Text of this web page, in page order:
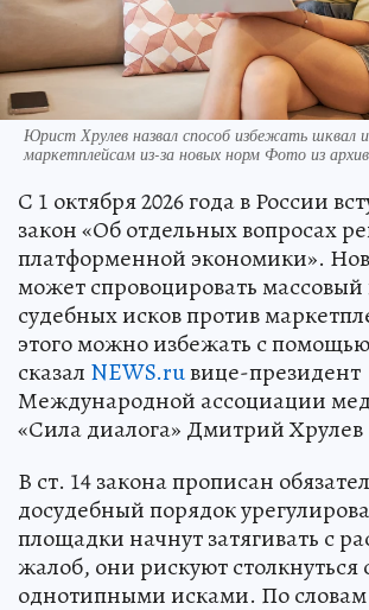
маркетплейсам из-за новых норм Фото из
С 1 октября 2026 года в России
закон «Об отдельных вопросах
платформенной экономики».
может спровоцировать массовый
судебных исков против
этого можно избежать с
сказалNEWS.ruвице-президент
Международной ассоциации
«Сила диалога» Дмитрий Хрулев
В ст. 14 закона прописан
досудебный порядок
площадки начнут затягивать с